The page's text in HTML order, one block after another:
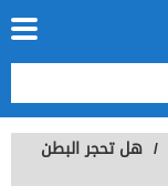
/ هل تحجر البطن